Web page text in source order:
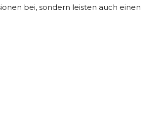
bei, sondern leisten auch einen